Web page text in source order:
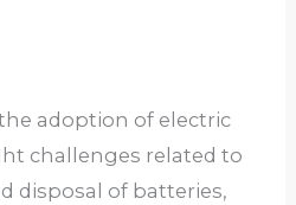
adoption of electric
challenges related to
disposal of batteries,